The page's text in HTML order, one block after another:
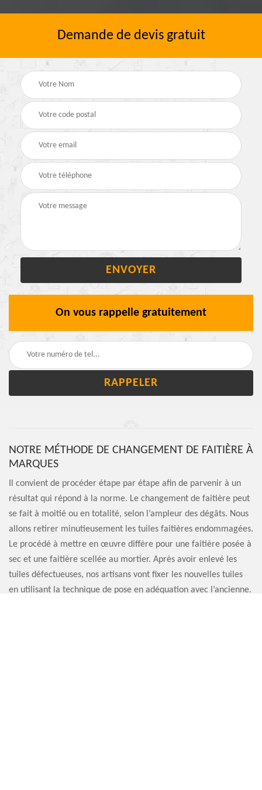
Demande de devis gratuit
On vous rappelle gratuitement
NOTRE MÉTHODE DE CHANGEMENT DE FAITIÈRE À
MARQUES
Il convient de procéder étape par étape afin de parvenir à un
résultat qui répond à la norme. Le changement de faitière peut
se fait à moitié ou en totalité, selon l’ampleur des dégâts. Nous
allons retirer minutieusement les tuiles faitières endommagées.
Le procédé à mettre en œuvre diffère pour une faitière posée à
sec et une faitière scellée au mortier. Après avoir enlevé les
tuiles défectueuses, nos artisans vont fixer les nouvelles tuiles
en utilisant la technique de pose en adéquation avec l’ancienne.